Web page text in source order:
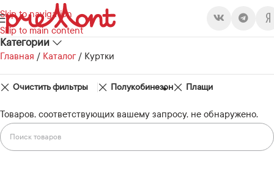
Skip to navigation
Skip to main content
Категории
Главная / Каталог/ Куртки
Очистить фильтры Полукобинезон Плащи
Товаров, соответствующих вашему запросу, не обнаружено.